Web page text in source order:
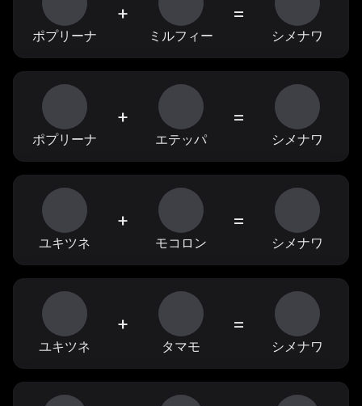
ポプリーナ
+
ミルフィー
=
シメナワ
ポプリーナ
+
エテッパ
=
シメナワ
ユキツネ
+
モコロン
=
シメナワ
ユキツネ
+
タマモ
=
シメナワ